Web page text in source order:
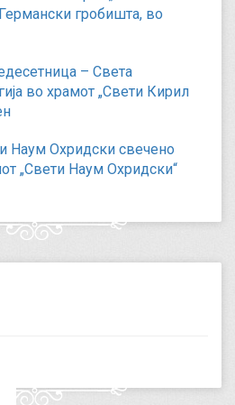
гробишта, во
– Света
во храмот „Свети Кирил
Наум Охридски свечено
„Свети Наум Охридски“